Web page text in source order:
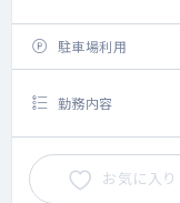
駐車場利用
勤務内容
お気に入り